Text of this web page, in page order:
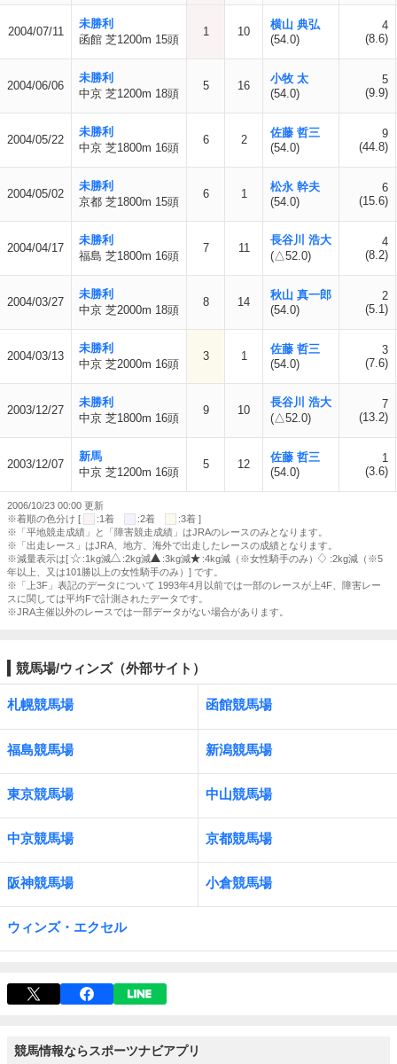
2004/07/11
未勝利
函館 芝1200m 15頭
1 10
横山 典弘
(54.0)
4
(8.6)
2004/06/06
未勝利
中京 芝1200m 18頭
5 16
小牧 太
(54.0)
5
(9.9)
2004/05/22
未勝利
中京 芝1800m 16頭
6 2
佐藤 哲三
(54.0)
9
(44.8)
2004/05/02
未勝利
京都 芝1800m 15頭
6 1
松永 幹夫
(54.0)
6
(15.6)
2004/04/17
未勝利
福島 芝1800m 16頭
7 11
長谷川 浩大
(△52.0)
4
(8.2)
2004/03/27
未勝利
中京 芝2000m 18頭
8 14
秋山 真一郎
(54.0)
2
(5.1)
2004/03/13
未勝利
中京 芝2000m 16頭
3 1
佐藤 哲三
(54.0)
3
(7.6)
2003/12/27
未勝利
中京 芝1800m 16頭
9 10
長谷川 浩大
(△52.0)
7
(13.2)
2003/12/07
新馬
中京 芝1200m 16頭
5 12
佐藤 哲三
(54.0)
1
(3.6)
2006/10/23 00:00 更新
※着順の色分け [
:1着 :2着
:3着 ]
※「平地競走成績」と「障害競走成績」はJRAのレースのみとなります。
※「出走レース」はJRA、地方、海外で出走したレースの成績となります。
※減量表示は[
:1kg減 :2kg減 :3kg減 :4kg減（※女性騎手のみ）
:2kg減（※5
年以上、又は101勝以上の女性騎手のみ）] です。
※「上3F」表記のデータについて 1993年4月以前では一部のレースが上4F、障害レー
スに関しては平均Fで計測されたデータです。
※JRA主催以外のレースでは一部データがない場合があります。
競馬場/ウィンズ（外部サイト）
札幌競馬場 函館競馬場
福島競馬場 新潟競馬場
東京競馬場 中山競馬場
中京競馬場 京都競馬場
阪神競馬場 小倉競馬場
ウィンズ・エクセル
競馬情報ならスポーツナビアプリ